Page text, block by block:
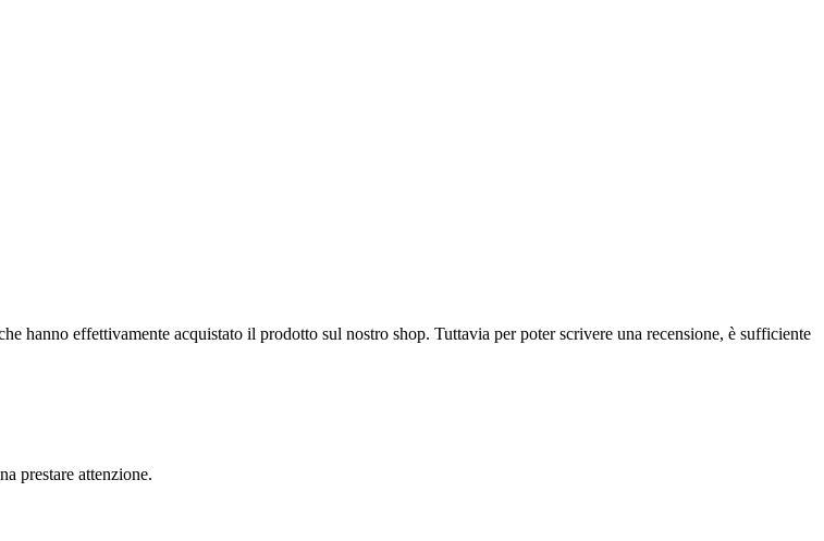
hanno effettivamente acquistato il prodotto sul nostro shop. Tuttavia per poter scrivere una recensione, è sufficiente
prestare attenzione.